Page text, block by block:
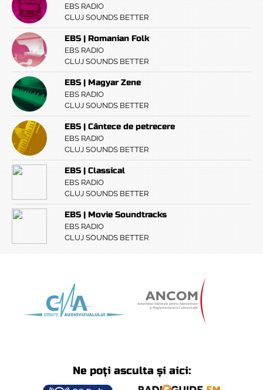
EBS RADIO
CLUJ SOUNDS BETTER
EBS | Romanian Folk
EBS RADIO
CLUJ SOUNDS BETTER
EBS | Magyar Zene
EBS RADIO
CLUJ SOUNDS BETTER
EBS | Cântece de petrecere
EBS RADIO
CLUJ SOUNDS BETTER
EBS | Classical
EBS RADIO
CLUJ SOUNDS BETTER
EBS | Movie Soundtracks
EBS RADIO
CLUJ SOUNDS BETTER
Ne poți asculta și aici: